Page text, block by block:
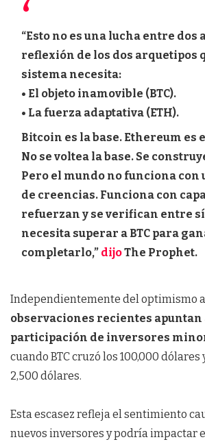
“Esto no es una lucha entre dos
reflexión de los dos arquetipos
sistema necesita:
• El objeto inamovible (BTC).
• La fuerza adaptativa (ETH).
Bitcoin es la base. Ethereum es
No se voltea la base. Se
Pero el mundo no funciona con
de creencias. Funciona con
refuerzan y se verifican entre
necesita superar a BTC para
completarlo,” dijoThe Prophet.
Independientemente del optimismo
observaciones recientes apuntan
participación de inversores
cuando BTC cruzó los 100,000 dólares
2,500 dólares.
Esta escasez refleja el sentimiento
nuevos inversores y podría impactar